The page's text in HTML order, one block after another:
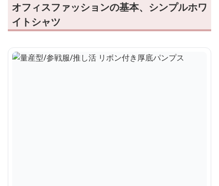
オフィスファッションの基本、シンプルホワ
イトシャツ